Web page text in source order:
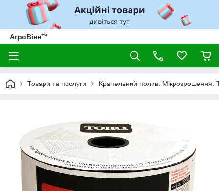
АгроВінн™
Товари та послуги Крапельний полив. Мікрозрошення.